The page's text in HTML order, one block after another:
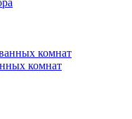
комнат
комнат